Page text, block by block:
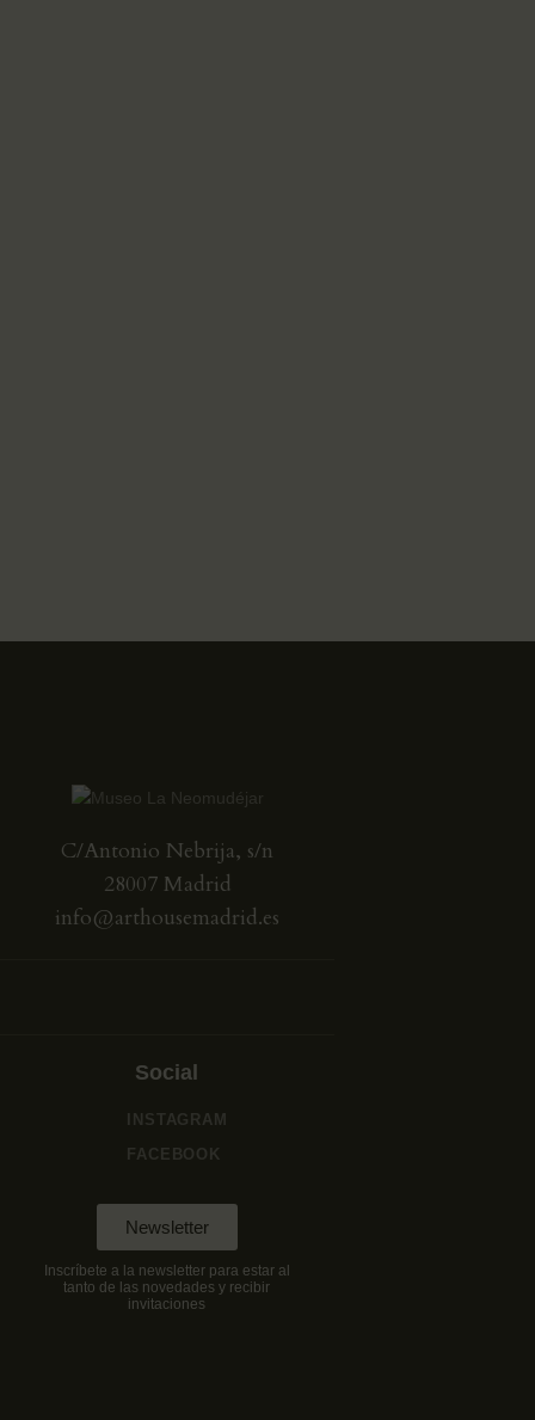
C/Antonio Nebrija, s/n
28007 Madrid
info@arthousemadrid.es
Social
INSTAGRAM
FACEBOOK
Newsletter
Inscríbete a la newsletter para estar al
tanto de las novedades y recibir
invitaciones